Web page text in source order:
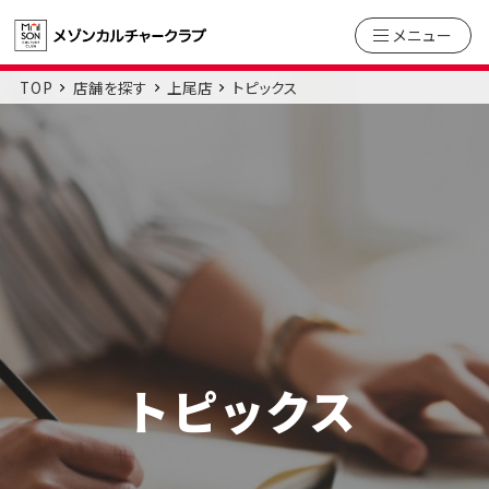
メニュー
トピックス
TOP 店舗を探す 上尾店 トピックス